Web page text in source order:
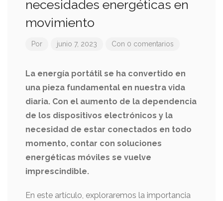
necesidades energéticas en
movimiento
Por junio 7, 2023 Con 0 comentarios
La energía portátil se ha convertido en
una pieza fundamental en nuestra vida
diaria. Con el aumento de la dependencia
de los dispositivos electrónicos y la
necesidad de estar conectados en todo
momento, contar con soluciones
energéticas móviles se vuelve
imprescindible.
En este artículo, exploraremos la importancia